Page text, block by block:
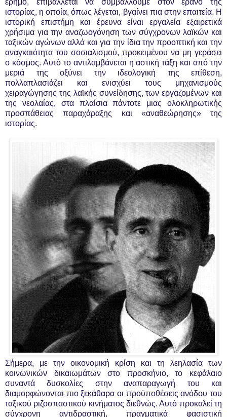
ιστορίας, η οποία, όπως λέγεται, βγαίνει πια στην επαιτεία. Η
ιστορική επιστήμη και έρευνα είναι εργαλεία εξαιρετικά
χρήσιμα για την αναζωογόνηση των σύγχρονων λαϊκών και
ταξικών αγώνων αλλά και για την ίδια την προοπτική και την
αναγκαιότητα του σοσιαλισμού, προκειμένου να μη γεράσει
ο κόσμος. Αυτό το αντιλαμβάνεται η αστική τάξη και από την
μεριά της οξύνει την ιδεολογική της επίθεση,
πολλαπλασιάζει και ενισχύει τους μηχανισμούς
χειραγώγησης της λαϊκής συνείδησης, των εργαζομένων και
της νεολαίας, στα πλαίσια πάντοτε μιας ολοκληρωτικής
προσπάθειας παραχάραξης και «αναθεώρησης» της
ιστορίας.
Σήμερα, με την οικονομική κρίση και τη λεηλασία των
κοινωνικών δικαιωμάτων στο προσκήνιο, το κεφάλαιο
συναντά δυσκολίες στην αναπαραγωγή του και
διαμορφώνονται πιο ξεκάθαρα οι προϋποθέσεις ανόδου του
ταξικού ριζοσπαστικού κινήματος διεθνώς. Αυτό προκαλεί τη
σύγχρονη αντιδραστική, πραγματικά φασιστική